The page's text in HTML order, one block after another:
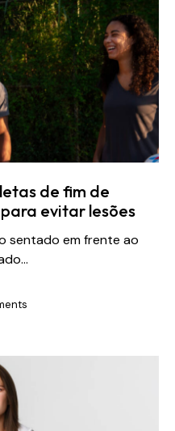
de fim de
evitar lesões
sentado em frente ao